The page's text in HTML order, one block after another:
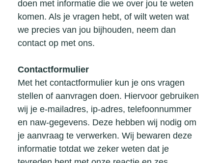
doen met informatie die we over jou te weten
komen. Als je vragen hebt, of wilt weten wat
we precies van jou bijhouden, neem dan
contact op met ons.
Contactformulier
Met het contactformulier kun je ons vragen
stellen of aanvragen doen. Hiervoor gebruiken
wij je e-mailadres, ip-adres, telefoonnummer
en naw-gegevens. Deze hebben wij nodig om
je aanvraag te verwerken. Wij bewaren deze
informatie totdat we zeker weten dat je
Functionele cookies zijn noodzakelijk voor
het functioneren van de website.
Analytisch en prestaties
te verbeteren door bezoekersgegevens te
verzamelen en te analyseren.
Social media en advertenties
We gebruiken cookies om relevantere
advertenties te tonen, het aantal weergaven
te beperken en de effectiviteit van